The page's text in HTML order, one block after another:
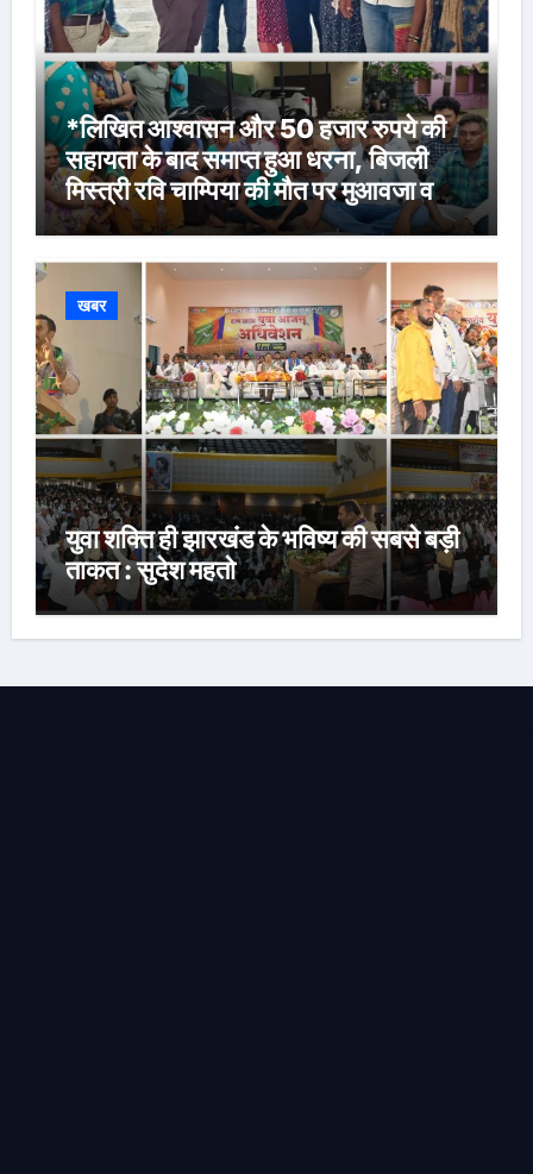
*लिखित आश्वासन और 50 हजार रुपये की
सहायता के बाद समाप्त हुआ धरना, बिजली
मिस्त्री रवि चाम्पिया की मौत पर मुआवजा व
नौकरी की मांग*
खबर
युवा शक्ति ही झारखंड के भविष्य की सबसे बड़ी
ताकत : सुदेश महतो